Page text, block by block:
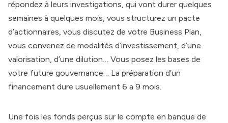
répondez à leurs investigations, qui vont durer quelques
semaines à quelques mois, vous structurez un pacte
d’actionnaires, vous discutez de votre Business Plan,
vous convenez de modalités d’investissement, d’une
valorisation, d’une dilution… Vous posez les bases de
votre future gouvernance… La préparation d’un
financement dure usuellement 6 a 9 mois.
Une fois les fonds perçus sur le compte en banque de